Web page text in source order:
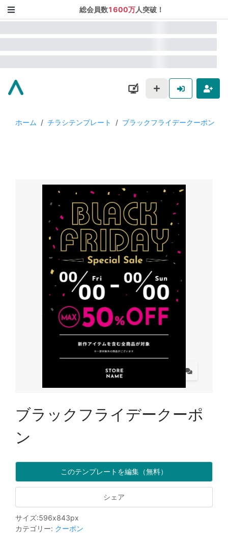
総会員数1600万人突破！
ホーム / チラシテンプレート / ブラックフライデークーポン
ブラックフライデークーポ
ン
このテンプレートを編集（無料）
シェア
サイズ:596x843px
カテゴリー: クーポン